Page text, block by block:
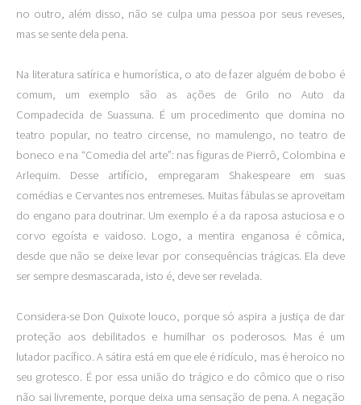
no outro, além disso, não se culpa uma pessoa por seus reveses,
mas se sente dela pena.
Na literatura satírica e humorística, o ato de fazer alguém de bobo é
comum, um exemplo são as ações de Grilo no Auto da
Compadecida de Suassuna. É um procedimento que domina no
teatro popular, no teatro circense, no mamulengo, no teatro de
boneco e na “Comedia del arte”: nas figuras de Pierrô, Colombina e
Arlequim. Desse artifício, empregaram Shakespeare em suas
comédias e Cervantes nos entremeses. Muitas fábulas se aproveitam
do engano para doutrinar. Um exemplo é a da raposa astuciosa e o
corvo egoísta e vaidoso. Logo, a mentira enganosa é cômica,
desde que não se deixe levar por consequências trágicas. Ela deve
ser sempre desmascarada, isto é, deve ser revelada.
Considera-se Don Quixote louco, porque só aspira a justiça de dar
proteção aos debilitados e humilhar os poderosos. Mas é um
lutador pacífico. A sátira está em que ele é ridículo, mas é heroico no
seu grotesco. É por essa união do trágico e do cômico que o riso
não sai livremente, porque deixa uma sensação de pena. A negação